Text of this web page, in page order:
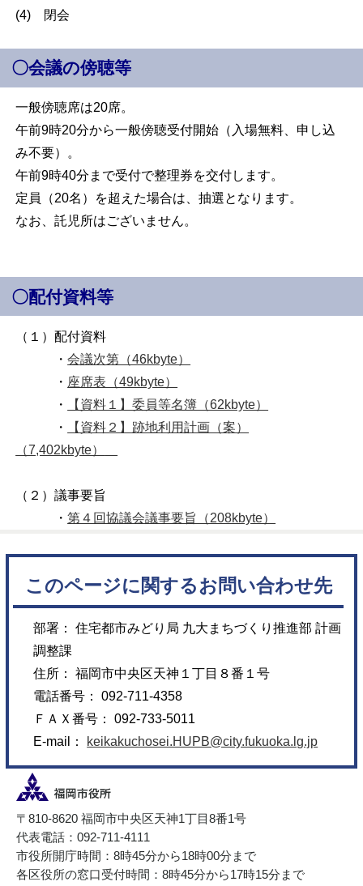
(4) 閉会
〇会議の傍聴等
一般傍聴席は20席。
午前9時20分から一般傍聴受付開始（入場無料、申し込
み不要）。
午前9時40分まで受付で整理券を交付します。
定員（20名）を超えた場合は、抽選となります。
なお、託児所はございません。
〇配付資料等
（１）配付資料
・会議次第（46kbyte）
・ 座席表（49kbyte）
・
【資料１】委員等名簿（62kbyte）
・
【資料２】跡地利用計画（案）
（7,402kbyte）
（２）議事要旨
・第４回協議会議事要旨（208kbyte）
このページに関するお問い合わせ先
部署： 住宅都市みどり局 九大まちづくり推進部 計画
調整課
住所： 福岡市中央区天神１丁目８番１号
電話番号： 092-711-4358
ＦＡＸ番号： 092-733-5011
E-mail：
keikakuchosei.HUPB@city.fukuoka.lg.jp
〒810-8620 福岡市中央区天神1丁目8番1号
代表電話：092-711-4111
市役所開庁時間：8時45分から18時00分まで
各区役所の窓口受付時間：8時45分から17時15分まで